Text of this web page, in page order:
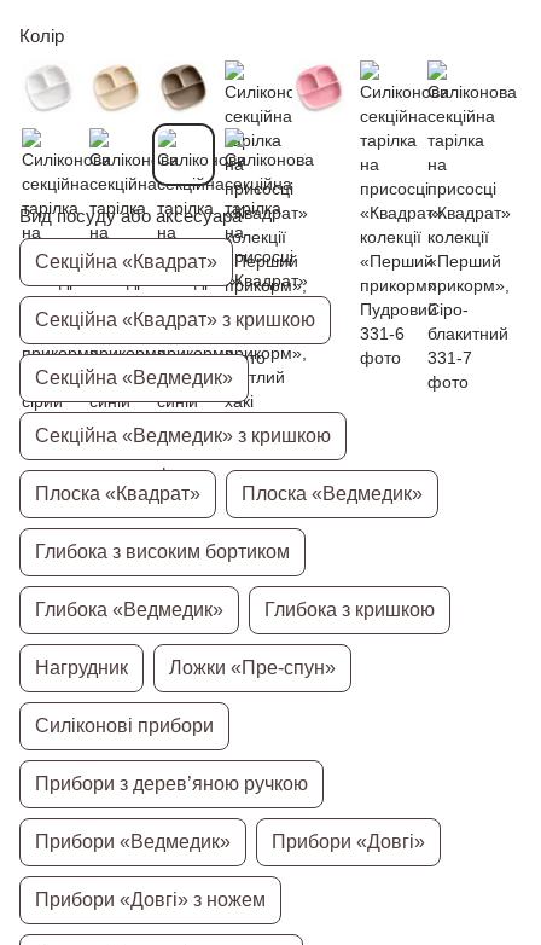
Колір
Вид посуду або аксесуара
Секційна «Квадрат»
Секційна «Квадрат» з кришкою
Секційна «Ведмедик»
Секційна «Ведмедик» з кришкою
Плоска «Квадрат» Плоска «Ведмедик»
Глибока з високим бортиком
Глибока «Ведмедик» Глибока з кришкою
Нагрудник Ложки «Пре-спун»
Силіконові прибори
Прибори з дерев’яною ручкою
Прибори «Ведмедик» Прибори «Довгі»
Прибори «Довгі» з ножем